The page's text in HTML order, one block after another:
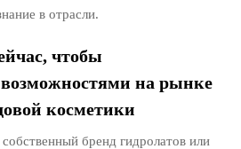
в отрасли.
чтобы
возможностями на рынке
косметики
бренд гидролатов или